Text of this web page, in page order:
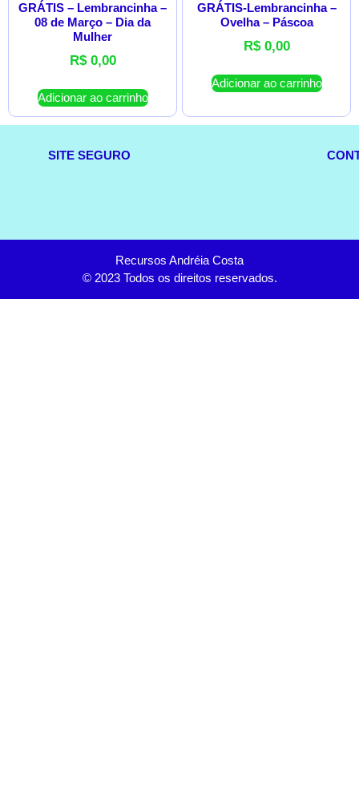
GRÁTIS – Lembrancinha –
08 de Março – Dia da
Mulher
R$0,00
Adicionar ao carrinho
GRÁTIS-Lembrancinha –
Ovelha – Páscoa
R$0,00
Adicionar ao carrinho
SITE SEGURO
Recursos Andréia Costa
© 2023 Todos os direitos reservados.